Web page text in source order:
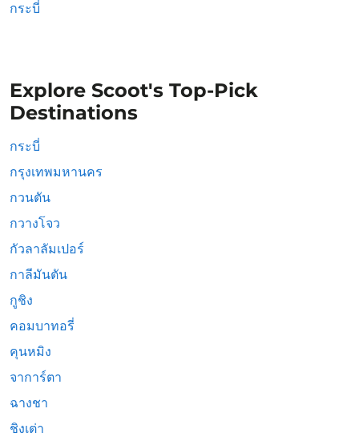
กระบี่
Explore Scoot's Top-Pick
Destinations
กระบี่
กรุงเทพมหานคร
กวนตัน
กวางโจว
กัวลาลัมเปอร์
กาลีมันตัน
กูชิง
คอมบาทอรี่
คุนหมิง
จาการ์ตา
ฉางชา
ชิงเต่า